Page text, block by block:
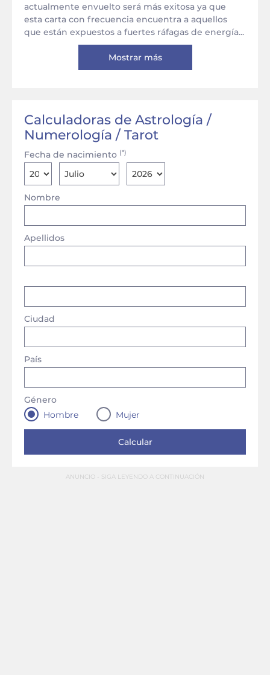
actualmente envuelto será más exitosa ya que
esta carta con frecuencia encuentra a aquellos
que están expuestos a fuertes ráfagas de energía...
Mostrar más
Calculadoras de Astrología /
Numerología / Tarot
Nombre
Apellidos
Fecha de nacimiento (*)
País
Ciudad
Género
Hombre
Mujer
ANUNCIO - SIGA LEYENDO A CONTINUACIÓN